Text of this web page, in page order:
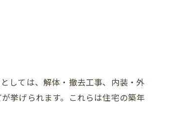
しては、解体・撤去工事、内装・外
挙げられます。これらは住宅の築年